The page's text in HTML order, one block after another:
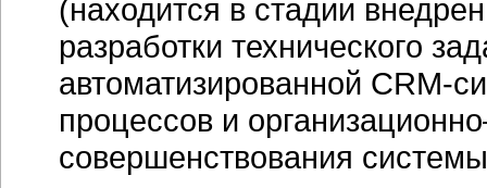
(находится в стадии
разработки технического
автоматизированной CRM-
процессов и
совершенствования